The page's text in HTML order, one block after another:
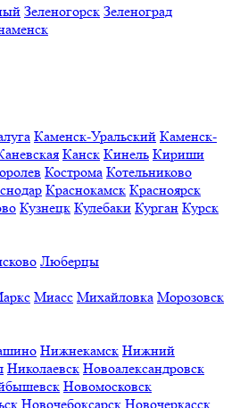
Зеленогорск Зеленоград
Каменск-Уральский Каменск-
Канск Кинель Кириши
Кострома Котельниково
Краснокамск Красноярск
Кузнецк Кулебаки Курган Курск
Люберцы
Миасс Михайловка Морозовск
Нижнекамск Нижний
Николаевск Новоалександровск
Новомосковск
Новочебоксарск Новочеркасск